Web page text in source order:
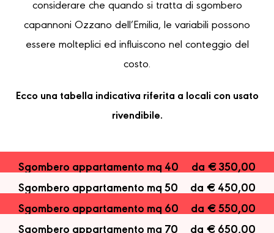
considerare che quando si tratta di sgombero
capannoni Ozzano dell’Emilia, le variabili possono
essere molteplici ed influiscono nel conteggio del
costo.
Ecco una tabella indicativa riferita a locali con usato
rivendibile.
Sgombero appartamento mq 40
da € 350,00
Sgombero appartamento mq 50
da € 450,00
Sgombero appartamento mq 60
da € 550,00
Sgombero appartamento mq 70
da € 650,00